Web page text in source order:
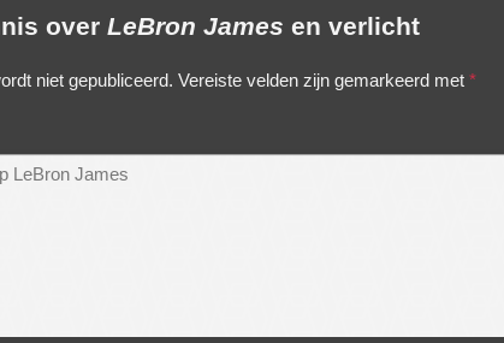
over LeBron James en verlicht
niet gepubliceerd. Vereiste velden zijn gemarkeerd met *